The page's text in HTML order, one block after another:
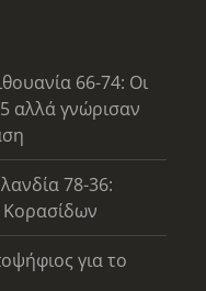
66-74: Οι
αλλά γνώρισαν
78-36:
Κορασίδων
για το